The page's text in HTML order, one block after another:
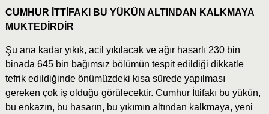
CUMHUR İTTİFAKI BU YÜKÜN ALTINDAN KALKMAYA
MUKTEDİRDİR
Şu ana kadar yıkık, acil yıkılacak ve ağır hasarlı 230 bin
binada 645 bin bağımsız bölümün tespit edildiği dikkatle
tefrik edildiğinde önümüzdeki kısa sürede yapılması
gereken çok iş olduğu görülecektir. Cumhur İttifakı bu yükün,
bu enkazın, bu hasarın, bu yıkımın altından kalkmaya, yeni